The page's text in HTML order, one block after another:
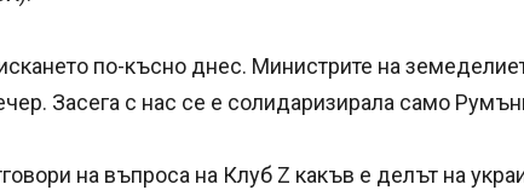
по-късно днес. Министрите на
Засега с нас се е солидаризирала само
на въпроса на Клуб Z какъв е делът на